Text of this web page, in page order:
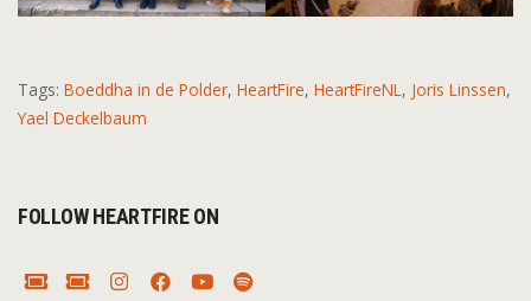
Tags: Boeddha in de Polder, HeartFire, HeartFireNL, Joris Linssen,
Yael Deckelbaum
FOLLOW HEARTFIRE ON